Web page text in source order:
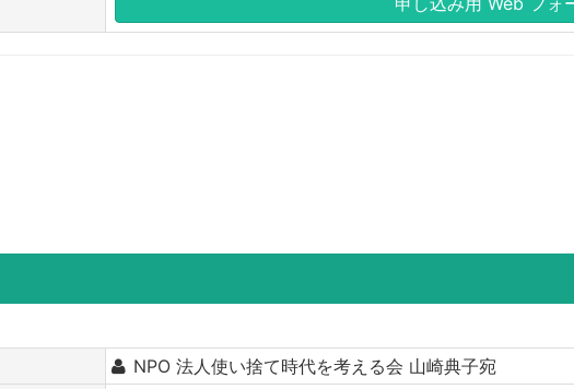
NPO 法人使い捨て時代を考える会 山崎典子宛